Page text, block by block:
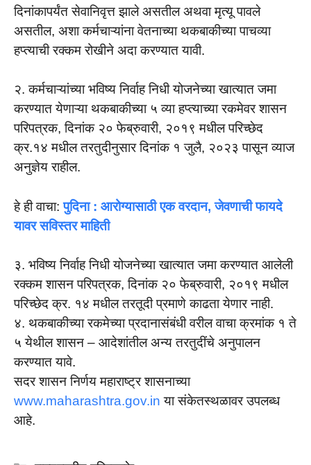
दिनांकापर्यंत सेवानिवृत्त झाले असतील अथवा मृत्यू पावले
असतील, अशा कर्मचाऱ्यांना वेतनाच्या थकबाकीच्या पाचव्या
हप्त्याची रक्कम रोखीने अदा करण्यात यावी.
२. कर्मचाऱ्यांच्या भविष्य निर्वाह निधी योजनेच्या खात्यात जमा
करण्यात येणाऱ्या थकबाकीच्या ५ व्या हप्त्याच्या रकमेवर शासन
परिपत्रक, दिनांक २० फेब्रुवारी, २०१९ मधील परिच्छेद
क्र.१४ मधील तरतुदीनुसार दिनांक १ जुलै, २०२३ पासून व्याज
अनुज्ञेय राहील.
हे ही वाचा:पुदिना : आरोग्यासाठी एक वरदान, जेवणाची फायदे
यावर सविस्तर माहिती
३. भविष्य निर्वाह निधी योजनेच्या खात्यात जमा करण्यात आलेली
रक्कम शासन परिपत्रक, दिनांक २० फेब्रुवारी, २०१९ मधील
परिच्छेद क्र. १४ मधील तरतूदी प्रमाणे काढता येणार नाही.
४. थकबाकीच्या रकमेच्या प्रदानासंबंधी वरील वाचा क्रमांक १ ते
५ येथील शासन – आदेशांतील अन्य तरतुदींचे अनुपालन
करण्यात यावे.
सदर शासन निर्णय महाराष्ट्र शासनाच्या
www.maharashtra.gov.in या संकेतस्थळावर उपलब्ध
आहे.